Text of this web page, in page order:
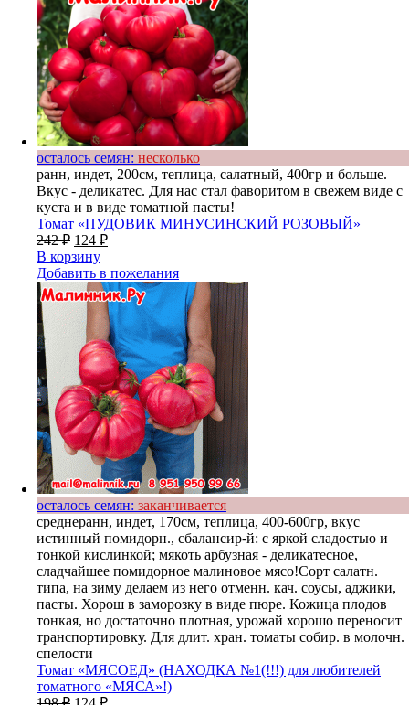
осталось семян: несколько
ранн, индет, 200см, теплица, салатный, 400гр и больше.
Вкус - деликатес. Для нас стал фаворитом в свежем виде с
куста и в виде томатной пасты!
Томат «ПУДОВИК МИНУСИНСКИЙ РОЗОВЫЙ»
242₽ 124 ₽
В корзину
Добавить в пожелания
осталось семян: заканчивается
среднеранн, индет, 170см, теплица, 400-600гр, вкус
истинный помидорн., сбалансир-й: с яркой сладостью и
тонкой кислинкой; мякоть арбузная - деликатесное,
сладчайшее помидорное малиновое мясо!Сорт салатн.
типа, на зиму делаем из него отменн. кач. соусы, аджики,
пасты. Хорош в заморозку в виде пюре. Кожица плодов
тонкая, но достаточно плотная, урожай хорошо переносит
транспортировку. Для длит. хран. томаты собир. в молочн.
спелости
Томат «МЯСОЕД» (НАХОДКА №1(!!!) для любителей
томатного «МЯСА»!)